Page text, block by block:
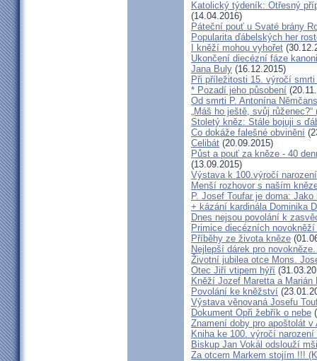
Katolický týdeník: Otřesný
(14.04.2016)
Páteční pouť u Svaté brány
Popularita ďábelských her
I kněží mohou vyhořet
Ukončení diecézní fáze
Jana Buly (16.12.2015)
Při příležitosti 15. výročí
* Pozadí jeho působení
Od smrti P. Antonína
„Máš ho ještě, svůj
Stoletý kněz: Stále bojuji s
Co dokáže falešné obvinění
Celibát (20.09.2015)
Půst a pouť za kněze - 40
(13.09.2015)
Výstava k 100.výročí
Menší rozhovor s naším
P. Josef Toufar je doma:
+ kázání kardinála Dominika
Dnes nejsou povolání k
Primice diecézních
Příběhy ze života kněze
Nejlepší dárek pro
Životní jubilea otce Mons.
Otec Jiří vtipem hýří
Kněží Jozef Maretta a Marián
Povolání ke kněžství
Výstava věnovaná Josefu
Dokument Opři žebřík o nebe
Znamení doby pro apoštolát v
Kniha ke 100. výročí narození
Biskup Jan Vokál odslouží
Za otcem Markem stojím !!!